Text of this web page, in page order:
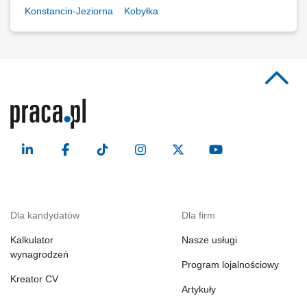
Konstancin-Jeziorna Kobyłka
Dla kandydatów
Kalkulator
wynagrodzeń
Kreator CV
Dla firm
Nasze usługi
Program lojalnościowy
Artykuły